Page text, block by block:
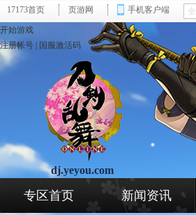
17173首页 页游网 手机客户端
dj.yeyou.com
页游网 - 刀剑乱舞专区
专区首页 新闻资讯
开始游戏
注册帐号
国服激活码